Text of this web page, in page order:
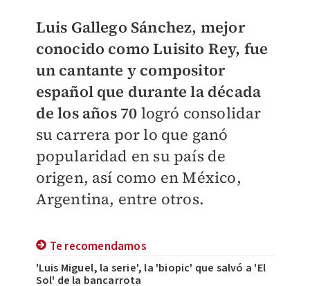
Luis Gallego Sánchez, mejor
conocido como Luisito Rey, fue
un cantante y compositor
español que durante la década
de los años 70 logró consolidar
su carrera por lo que ganó
popularidad en su país de
origen, así como en México,
Argentina, entre otros.
Te recomendamos
'Luis Miguel, la serie', la 'biopic' que salvó a 'El
Sol' de la bancarrota